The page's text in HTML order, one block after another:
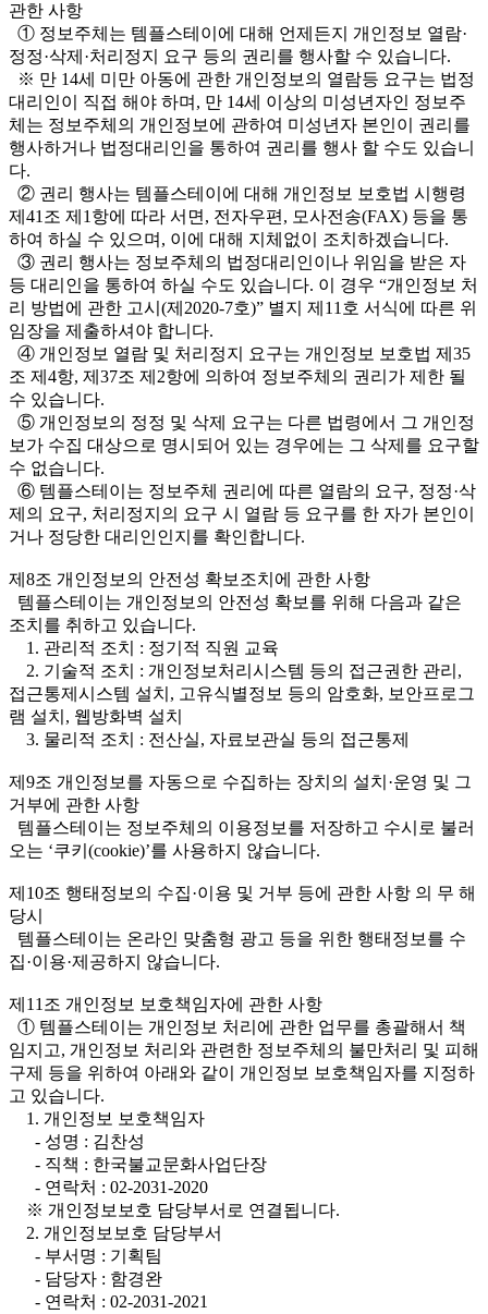
관한 사항
① 정보주체는 템플스테이에 대해 언제든지 개인정보 열람·
정정·삭제·처리정지 요구 등의 권리를 행사할 수 있습니다.
※ 만 14세 미만 아동에 관한 개인정보의 열람등 요구는 법정
대리인이 직접 해야 하며, 만 14세 이상의 미성년자인 정보주
체는 정보주체의 개인정보에 관하여 미성년자 본인이 권리를
행사하거나 법정대리인을 통하여 권리를 행사 할 수도 있습니
다.
② 권리 행사는 템플스테이에 대해 개인정보 보호법 시행령
제41조 제1항에 따라 서면, 전자우편, 모사전송(FAX) 등을 통
하여 하실 수 있으며, 이에 대해 지체없이 조치하겠습니다.
③ 권리 행사는 정보주체의 법정대리인이나 위임을 받은 자
등 대리인을 통하여 하실 수도 있습니다. 이 경우 “개인정보 처
리 방법에 관한 고시(제2020-7호)” 별지 제11호 서식에 따른 위
임장을 제출하셔야 합니다.
④ 개인정보 열람 및 처리정지 요구는 개인정보 보호법 제35
조 제4항, 제37조 제2항에 의하여 정보주체의 권리가 제한 될
수 있습니다.
⑤ 개인정보의 정정 및 삭제 요구는 다른 법령에서 그 개인정
보가 수집 대상으로 명시되어 있는 경우에는 그 삭제를 요구할
수 없습니다.
⑥ 템플스테이는 정보주체 권리에 따른 열람의 요구, 정정·삭
제의 요구, 처리정지의 요구 시 열람 등 요구를 한 자가 본인이
거나 정당한 대리인인지를 확인합니다.
제8조 개인정보의 안전성 확보조치에 관한 사항
템플스테이는 개인정보의 안전성 확보를 위해 다음과 같은
조치를 취하고 있습니다.
1. 관리적 조치 : 정기적 직원 교육
2. 기술적 조치 : 개인정보처리시스템 등의 접근권한 관리,
접근통제시스템 설치, 고유식별정보 등의 암호화, 보안프로그
램 설치, 웹방화벽 설치
3. 물리적 조치 : 전산실, 자료보관실 등의 접근통제
제9조 개인정보를 자동으로 수집하는 장치의 설치·운영 및 그
거부에 관한 사항
템플스테이는 정보주체의 이용정보를 저장하고 수시로 불러
오는 ‘쿠키(cookie)’를 사용하지 않습니다.
제10조 행태정보의 수집·이용 및 거부 등에 관한 사항 의 무 해
당시
템플스테이는 온라인 맞춤형 광고 등을 위한 행태정보를 수
집·이용·제공하지 않습니다.
제11조 개인정보 보호책임자에 관한 사항
① 템플스테이는 개인정보 처리에 관한 업무를 총괄해서 책
임지고, 개인정보 처리와 관련한 정보주체의 불만처리 및 피해
구제 등을 위하여 아래와 같이 개인정보 보호책임자를 지정하
고 있습니다.
1. 개인정보 보호책임자
- 성명 : 김찬성
- 직책 : 한국불교문화사업단장
- 연락처 : 02-2031-2020
※ 개인정보보호 담당부서로 연결됩니다.
2. 개인정보보호 담당부서
- 부서명 : 기획팀
- 담당자 : 함경완
- 연락처 : 02-2031-2021